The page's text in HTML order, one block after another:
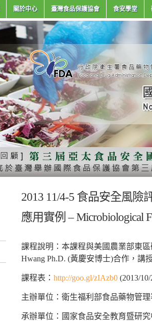
關於中心 臺灣食品保護協會 食安學堂
2013 11/4-5 食品安全風
應用實例 – Microbiological
課程說明：本課程與美國農業部東
Hwang Ph.D. (黃慶安博士)合作，講
課程表： http://goo.gl/zIAzb0 (2013/
主辦單位：衛生福利部食品藥物管理
承辦單位：國家食品安全教育暨研